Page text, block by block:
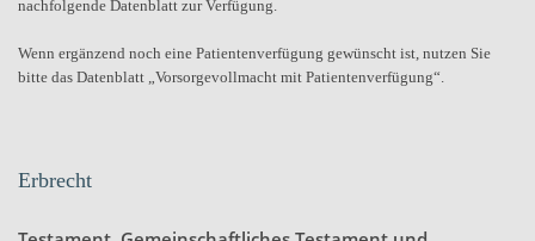
nachfolgende Datenblatt zur Verfügung.
Wenn ergänzend noch eine Patientenverfügung gewünscht ist, nutzen Sie
bitte das Datenblatt „Vorsorgevollmacht mit Patientenverfügung“.
Erbrecht